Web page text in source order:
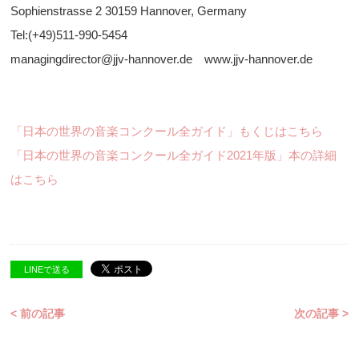
Sophienstrasse 2 30159 Hannover, Germany
Tel:(+49)511-990-5454
managingdirector@jjv-hannover.de www.jjv-hannover.de
「日本の世界の音楽コンクール全ガイド」もくじはこちら
「日本の世界の音楽コンクール全ガイド2021年版」本の詳細
はこちら
LINEで送る
< 前の記事 次の記事 >